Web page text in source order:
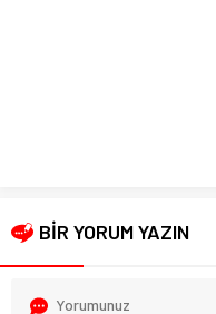
BİR YORUM YAZIN